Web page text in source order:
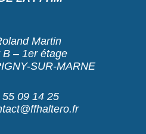
Martin
B – 1er étage
SUR-MARNE
55 09 14 25